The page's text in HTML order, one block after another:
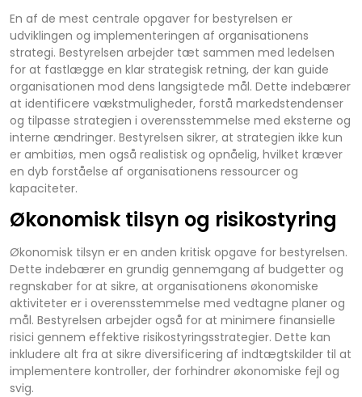
En af de mest centrale opgaver for bestyrelsen er
udviklingen og implementeringen af organisationens
strategi. Bestyrelsen arbejder tæt sammen med ledelsen
for at fastlægge en klar strategisk retning, der kan guide
organisationen mod dens langsigtede mål. Dette indebærer
at identificere vækstmuligheder, forstå markedstendenser
og tilpasse strategien i overensstemmelse med eksterne og
interne ændringer. Bestyrelsen sikrer, at strategien ikke kun
er ambitiøs, men også realistisk og opnåelig, hvilket kræver
en dyb forståelse af organisationens ressourcer og
kapaciteter.
Økonomisk tilsyn og risikostyring
Økonomisk tilsyn er en anden kritisk opgave for bestyrelsen.
Dette indebærer en grundig gennemgang af budgetter og
regnskaber for at sikre, at organisationens økonomiske
aktiviteter er i overensstemmelse med vedtagne planer og
mål. Bestyrelsen arbejder også for at minimere finansielle
risici gennem effektive risikostyringsstrategier. Dette kan
inkludere alt fra at sikre diversificering af indtægtskilder til at
implementere kontroller, der forhindrer økonomiske fejl og
svig.